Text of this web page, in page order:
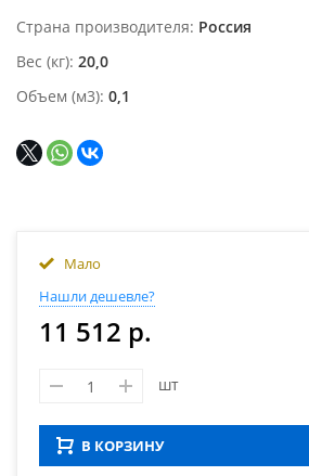
Страна производителя Россия
Вес (кг) 20,0
Объем (м3) 0,1
Мало
Нашли дешевле?
11 512 р.
шт
В КОРЗИНУ